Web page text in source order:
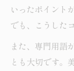
いったポイント
でも、こうした
また、専門用語
とも大切です。